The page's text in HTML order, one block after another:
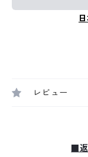
レビュー
■返